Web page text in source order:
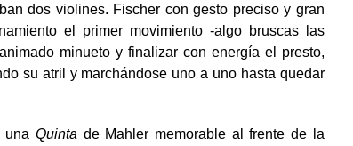
dos violines. Fischer con gesto preciso y gran
el primer movimiento -algo bruscas las
minueto y finalizar con energía el presto,
su atril y marchándose uno a uno hasta quedar
una Quinta de Mahler memorable al frente de la